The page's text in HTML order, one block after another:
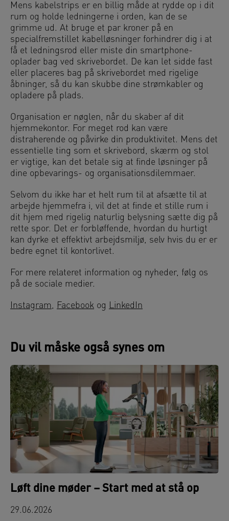
Mens kabelstrips er en billig måde at rydde op i dit
rum og holde ledningerne i orden, kan de se
grimme ud. At bruge et par kroner på en
specialfremstillet kabelløsninger forhindrer dig i at
få et ledningsrod eller miste din smartphone-
oplader bag ved skrivebordet. De kan let sidde fast
eller placeres bag på skrivebordet med rigelige
åbninger, så du kan skubbe dine strømkabler og
opladere på plads.
Organisation er nøglen, når du skaber af dit
hjemmekontor. For meget rod kan være
distraherende og påvirke din produktivitet. Mens det
essentielle ting som et skrivebord, skærm og stol
er vigtige, kan det betale sig at finde løsninger på
dine opbevarings- og organisationsdilemmaer.
Selvom du ikke har et helt rum til at afsætte til at
arbejde hjemmefra i, vil det at finde et stille rum i
dit hjem med rigelig naturlig belysning sætte dig på
rette spor. Det er forbløffende, hvordan du hurtigt
kan dyrke et effektivt arbejdsmiljø, selv hvis du er er
bedre egnet til kontorlivet.
For mere relateret information og nyheder, følg os
på de sociale medier.
Instagram, Facebook og LinkedIn
Du vil måske også synes om
Løft dine møder – Start med at stå op
29.06.2026